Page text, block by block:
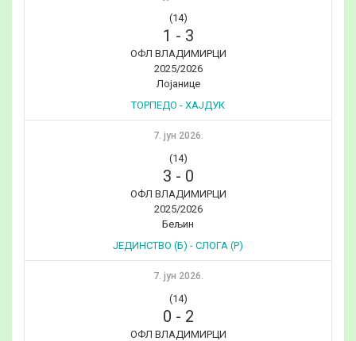
(14)
1 - 3
ОФЛ ВЛАДИМИРЦИ
2025/2026
Лојанице
ТОРПЕДО - ХАЈДУК
7. јун 2026.
(14)
3 - 0
ОФЛ ВЛАДИМИРЦИ
2025/2026
Бељин
ЈЕДИНСТВО (Б) - СЛОГА (Р)
7. јун 2026.
(14)
0 - 2
ОФЛ ВЛАДИМИРЦИ